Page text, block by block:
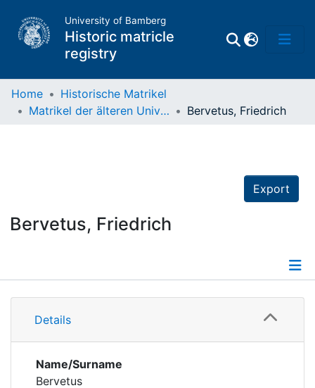
University of Bamberg
Historic matricle
registry
Home
Historische Matrikel
Matrikel der älteren Universität
Bervetus, Friedrich
Export
Bervetus, Friedrich
Details
Details
Name/Surname
Bervetus